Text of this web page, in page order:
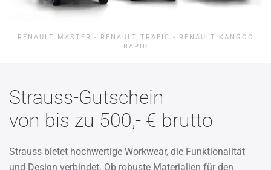
RENAULT MASTER - RENAULT TRAFIC - RENAULT KANGOO
RAPID
Strauss-Gutschein
von bis zu 500,- € brutto
Strauss bietet hochwertige Workwear, die Funktionalität
und Design verbindet. Ob robuste Materialien für den